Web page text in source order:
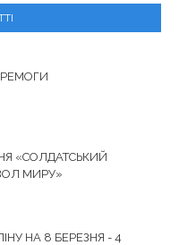
«СОЛДАТСЬКИЙ
МИРУ»
НА 8 БЕРЕЗНЯ - 4